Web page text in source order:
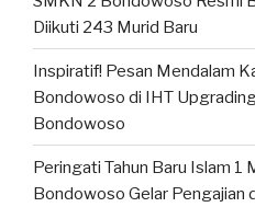
Diikuti 243 Murid Baru
Inspiratif! Pesan Mendalam
Bondowoso di IHT
Bondowoso
Peringati Tahun Baru Islam 1
Bondowoso Gelar Pengajian